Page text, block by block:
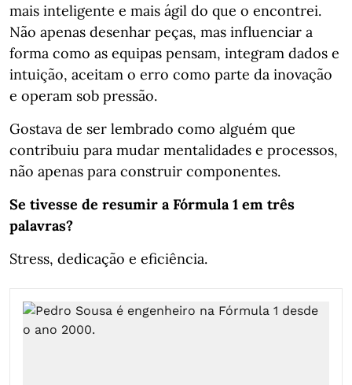
mais inteligente e mais ágil do que o encontrei.
Não apenas desenhar peças, mas influenciar a
forma como as equipas pensam, integram dados e
intuição, aceitam o erro como parte da inovação
e operam sob pressão.
Gostava de ser lembrado como alguém que
contribuiu para mudar mentalidades e processos,
não apenas para construir componentes.
Se tivesse de resumir a Fórmula 1 em três
palavras?
Stress, dedicação e eficiência.